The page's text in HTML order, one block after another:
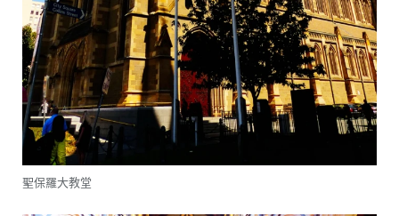
聖保羅大教堂